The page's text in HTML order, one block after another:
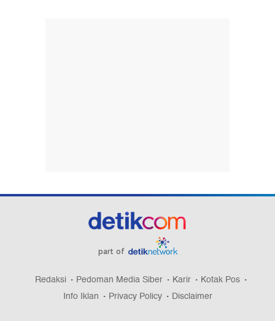
part of
Redaksi Pedoman Media Siber Karir
Kotak Pos
Info Iklan
Privacy Policy Disclaimer